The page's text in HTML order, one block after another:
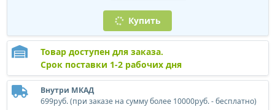
Купить
Товар доступен для заказа.
Срок поставки 1-2 рабочих дня
Внутри МКАД
699руб. (при заказе на сумму более 10000руб. - бесплатно)